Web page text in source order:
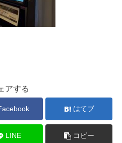
アする
はてブ
LINE コピー